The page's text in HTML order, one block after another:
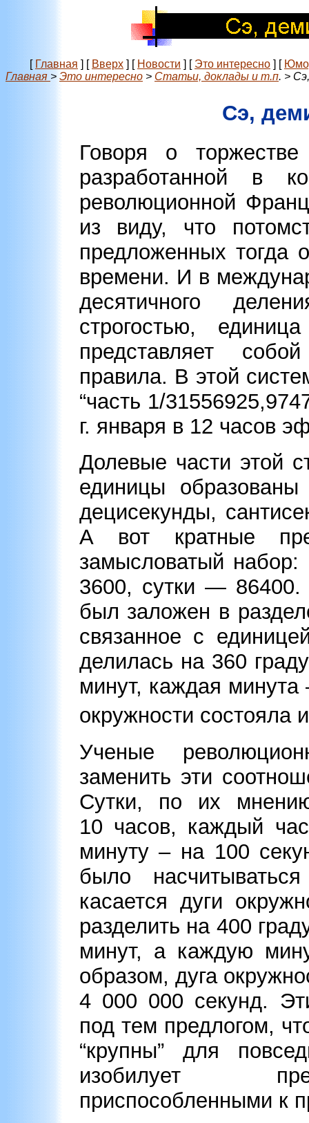
[ Главная ] [ Вверх ] [ Новости ] [ Это интересно ] [
Главная > Это интересно > Статьи, доклады и т.п. >
Сэ,
Говоря о
разработанной в
революционной
из виду, что
предложенных тогда
времени. И в
десятичного
строгостью,
представляет
правила. В этой
“часть 1/
г. января в 12 часов
Долевые части этой
единицы
децисекунды,
А вот кратные
замысловатый
3600, сутки — 86400.
был заложен в
связанное с
делилась на 360
минут, каждая
окружности состояла
Ученые
заменить эти
Сутки, по их
10 часов, каждый
минуту – на 100
было
касается дуги
разделить на 400
минут, а каждую
образом, дуга
4 000 000 секунд.
под тем предлогом,
“крупны” для
изобилует
приспособленными к